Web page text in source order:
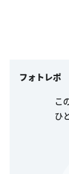
フォトレポ
こ
ひ